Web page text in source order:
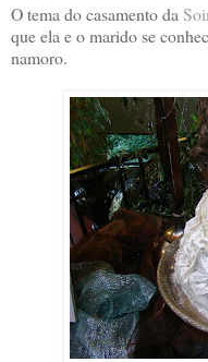
O tema do casamento da
que ela e o marido se
namoro.